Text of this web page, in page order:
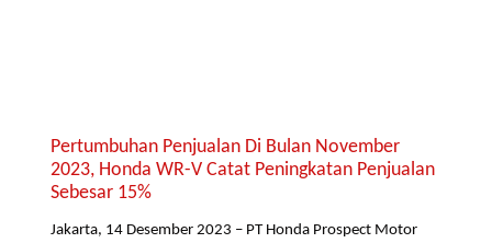
Pertumbuhan Penjualan Di Bulan November
2023, Honda WR-V Catat Peningkatan Penjualan
Sebesar 15%
Jakarta, 14 Desember 2023 – PT Honda Prospect Motor